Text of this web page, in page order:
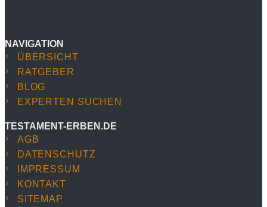
NAVIGATION
ÜBERSICHT
RATGEBER
BLOG
EXPERTEN SUCHEN
TESTAMENT-ERBEN.DE
AGB
DATENSCHUTZ
IMPRESSUM
KONTAKT
SITEMAP